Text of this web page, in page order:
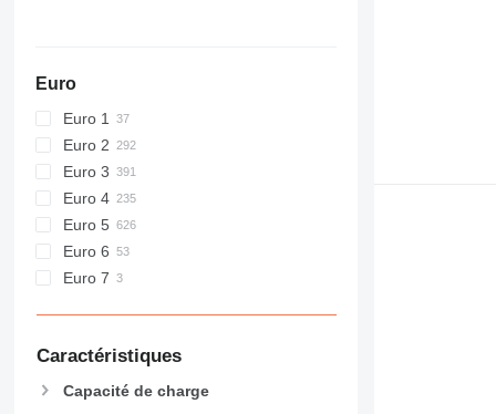
Euro
Euro 1
Euro 2
Euro 3
Euro 4
Euro 5
Euro 6
Euro 7
Caractéristiques
Capacité de charge